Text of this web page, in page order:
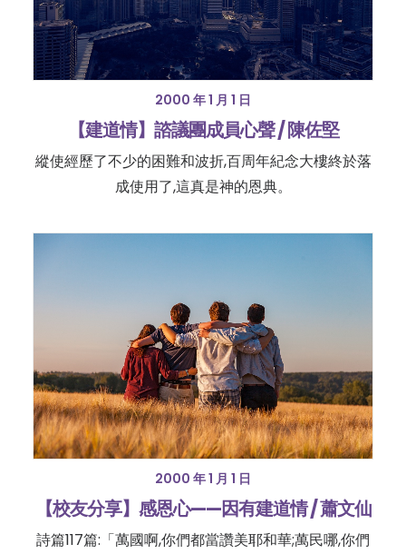
2000 年 1 月 1 日
【建道情】諮議團成員心聲 / 陳佐堅
縱使經歷了不少的困難和波折,百周年紀念大樓終於落
成使用了,這真是神的恩典。
2000 年 1 月 1 日
【校友分享】感恩心——因有建道情 / 蕭文仙
詩篇117篇:「萬國啊,你們都當讚美耶和華;萬民哪,你們